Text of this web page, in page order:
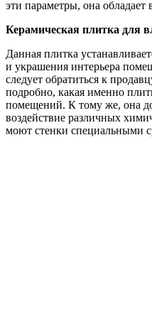
эти параметры, она
Керамическая плитка для
Данная плитка
и украшения интерьера
следует обратиться к
подробно, какая именно
помещений. К тому же, она
воздействие различных
моют стенки специальными